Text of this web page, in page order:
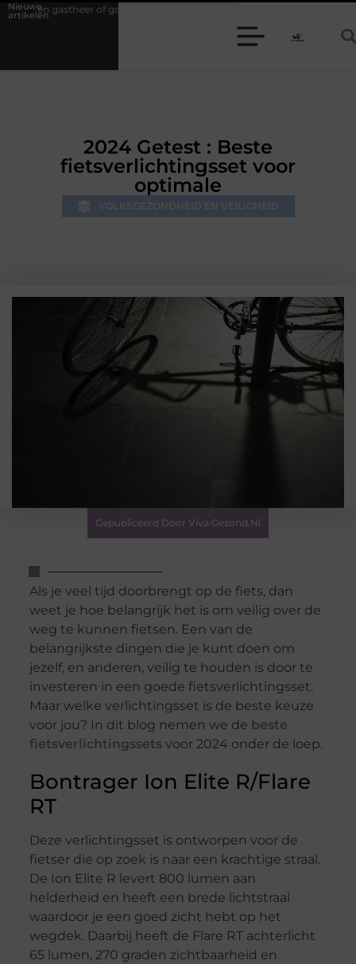
Nieuwe
artikelen
gastvrouw zijn: zo houd je een diner stressvrij
2024 Getest : Beste
fietsverlichtingsset voor
optimale
VOLKSGEZONDHEID EN VEILIGHEID
Gepubliceerd Door Viva Gezond.nl
Als je veel tijd doorbrengt op de fiets, dan
weet je hoe belangrijk het is om veilig over de
weg te kunnen fietsen. Een van de
belangrijkste dingen die je kunt doen om
jezelf, en anderen, veilig te houden is door te
investeren in een goede fietsverlichtingsset.
Maar welke verlichtingsset is de beste keuze
voor jou? In dit blog nemen we de beste
fietsverlichtingssetsvoor 2024 onder de loep.
Bontrager Ion Elite R/Flare
RT
Deze verlichtingsset is ontworpen voor de
fietser die op zoek is naar een krachtige straal.
De Ion Elite R levert 800 lumen aan
helderheid en heeft een brede lichtstraal
waardoor je een goed zicht hebt op het
wegdek. Daarbij heeft de Flare RT achterlicht
65 lumen, 270 graden zichtbaarheid en